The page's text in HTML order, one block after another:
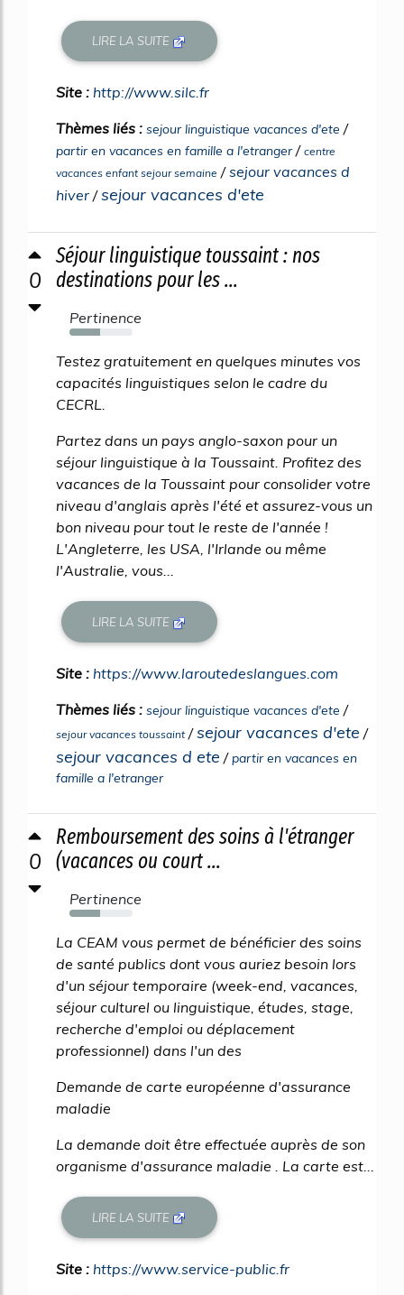
LIRE LA SUITE
Site : http://www.silc.fr
Thèmes liés : sejour linguistique vacances d'ete /
partir en vacances en famille a l'etranger/ centre
vacances enfant sejour semaine /sejour vacances d
hiver /sejour vacances d'ete
0
Séjour linguistique toussaint : nos
destinations pour les ...
Pertinence
48%
Testez gratuitement en quelques minutes vos
capacités linguistiques selon le cadre du
CECRL.
Partez dans un pays anglo-saxon pour un
séjour linguistique à la Toussaint. Profitez des
vacances de la Toussaint pour consolider votre
niveau d'anglais après l'été et assurez-vous un
bon niveau pour tout le reste de l'année !
L'Angleterre, les USA, l'Irlande ou même
l'Australie, vous...
LIRE LA SUITE
Site : https://www.laroutedeslangues.com
Thèmes liés : sejour linguistique vacances d'ete /
sejour vacances toussaint/sejour vacances d'ete /
sejour vacances d ete /partir en vacances en
famille a l'etranger
0
Remboursement des soins à l'étranger
(vacances ou court ...
Pertinence
48%
La CEAM vous permet de bénéficier des soins
de santé publics dont vous auriez besoin lors
d'un séjour temporaire (week-end, vacances,
séjour culturel ou linguistique, études, stage,
recherche d'emploi ou déplacement
professionnel) dans l'un des
Demande de carte européenne d'assurance
maladie
La demande doit être effectuée auprès de son
organisme d'assurance maladie . La carte est...
LIRE LA SUITE
Site : https://www.service-public.fr